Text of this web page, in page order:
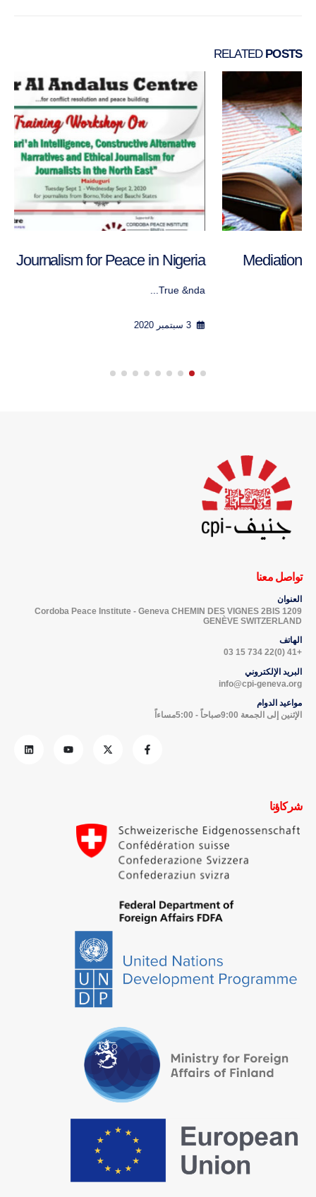
RELATED POSTS
Journalism for Peace in Nigeria
العنوان
Cordoba Peace Institute - Geneva CHEMIN DES VIGNES 2BIS 1209
GENÈVE SWITZERLAND
الهاتف
+41 (0)22 734 15 03
البريد الإلكتروني
info@cpi-geneva.org
مواعيد الدوام
الإثنين إلى الجمعة 9:00صباحاً - 5:00مساءاً